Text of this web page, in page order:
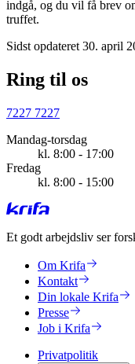
indgå, og du vil få brev
truffet.
Sidst opdateret 30. april
Ring til os
7227 7227
Mandag-torsdag
kl. 8:00 - 17:00
Fredag
kl. 8:00 - 15:00
Et godt arbejdsliv ser
Om Krifa
Kontakt
Din lokale Krifa
Presse
Job i Krifa
Privatpolitik